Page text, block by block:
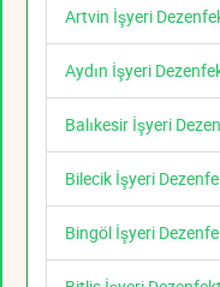
Artvin İşyeri
Aydın İşyeri
Balıkesir İşyeri
Bilecik İşyeri
Bingöl İşyeri